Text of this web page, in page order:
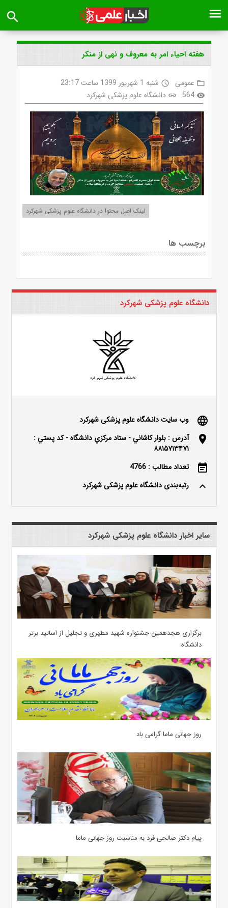
menu
search
هفته احیاء امر به معروف و نهی از منکر
folder_open عمومی access_time شنبه 1 شهریور 1399 ساعت 23:17
visibility
564
link دانشگاه علوم پزشکی شهرکرد
لینک اصل محتوا در دانشگاه علوم پزشکی شهرکرد
برچسب ها
دانشگاه علوم پزشکی شهرکرد
language وب سایت دانشگاه علوم پزشکی شهرکرد
location_on
آدرس : بلوار كاشاني - ستاد مركزي دانشگاه - كد پستي :
۸۸۱۵۷۱۳۴۷۱
event_note تعداد مطالب : 4766
keyboard_arrow_up رتبه‌بندی دانشگاه علوم پزشکی شهرکرد
سایر اخبار دانشگاه علوم پزشکی شهرکرد
برگزاری هجدهمین جشنواره شهید مطهری و تجلیل از اساتید برتر
دانشگاه
روز جهانی ماما گرامی باد
پیام دکتر صالحی فرد به مناسبت روز جهانی ماما